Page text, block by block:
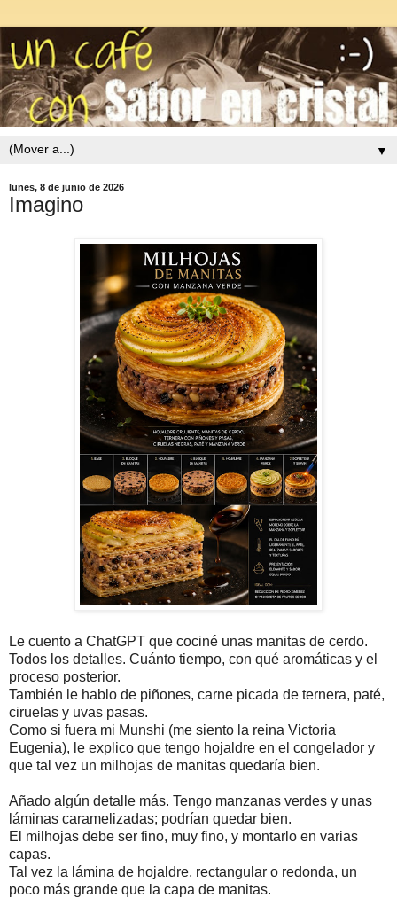
▼
lunes, 8 de junio de 2026
Imagino
Le cuento a ChatGPT que cociné unas manitas de cerdo.
Todos los detalles. Cuánto tiempo, con qué aromáticas y el
proceso posterior.
También le hablo de piñones, carne picada de ternera, paté,
ciruelas y uvas pasas.
Como si fuera mi Munshi (me siento la reina Victoria
Eugenia), le explico que tengo hojaldre en el congelador y
que tal vez un milhojas de manitas quedaría bien.
Añado algún detalle más. Tengo manzanas verdes y unas
láminas caramelizadas; podrían quedar bien.
El milhojas debe ser fino, muy fino, y montarlo en varias
capas.
Tal vez la lámina de hojaldre, rectangular o redonda, un
poco más grande que la capa de manitas.